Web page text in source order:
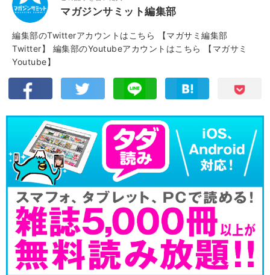
マガジンサミット編集部
編集部のTwitterアカウントはこちら
【マガサミ編集部
Twitter】
編集部のYoutubeアカウントはこちら
【マガサミ
Youtube】